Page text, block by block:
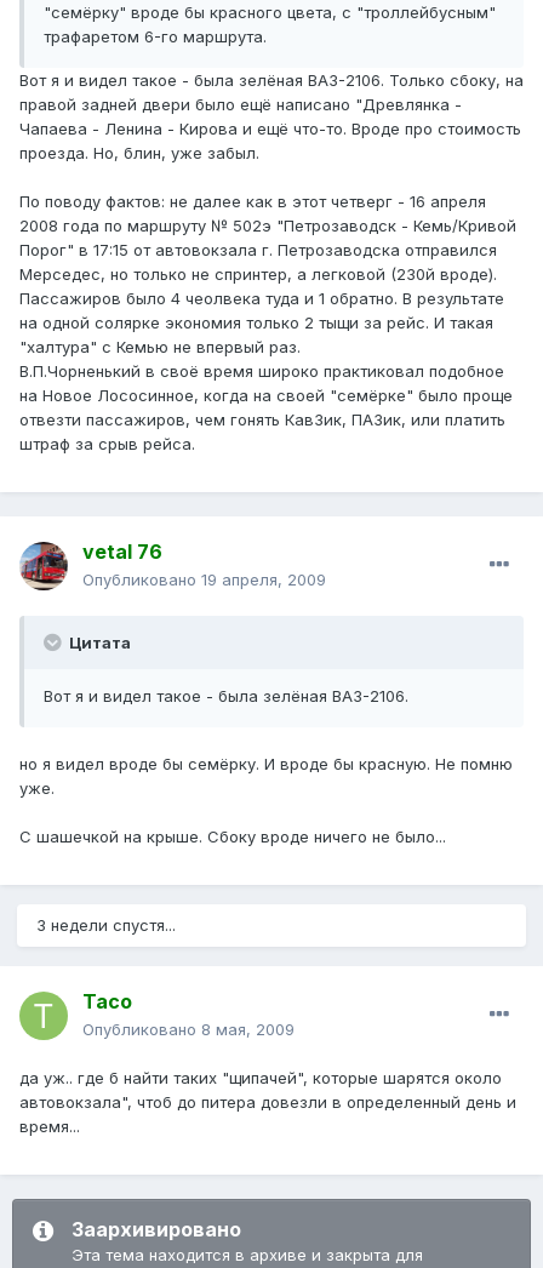
"семёрку" вроде бы красного цвета, с "троллейбусным"
трафаретом 6-го маршрута.
Вот я и видел такое - была зелёная ВАЗ-2106. Только сбоку, на
правой задней двери было ещё написано "Древлянка -
Чапаева - Ленина - Кирова и ещё что-то. Вроде про стоимость
проезда. Но, блин, уже забыл.
По поводу фактов: не далее как в этот четверг - 16 апреля
2008 года по маршруту № 502э "Петрозаводск - Кемь/Кривой
Порог" в 17:15 от автовокзала г. Петрозаводска отправился
Мерседес, но только не спринтер, а легковой (230й вроде).
Пассажиров было 4 чеолвека туда и 1 обратно. В результате
на одной солярке экономия только 2 тыщи за рейс. И такая
"халтура" с Кемью не впервый раз.
В.П.Чорненький в своё время широко практиковал подобное
на Новое Лососинное, когда на своей "семёрке" было проще
отвезти пассажиров, чем гонять КавЗик, ПАЗик, или платить
штраф за срыв рейса.
vetal 76
Опубликовано 19 апреля, 2009
Цитата
Вот я и видел такое - была зелёная ВАЗ-2106.
но я видел вроде бы семёрку. И вроде бы красную. Не помню
уже.
С шашечкой на крыше. Сбоку вроде ничего не было...
3 недели спустя...
Taco
Опубликовано 8 мая, 2009
да уж.. где б найти таких "щипачей", которые шарятся около
автовокзала", чтоб до питера довезли в определенный день и
время...
Заархивировано
Эта тема находится в архиве и закрыта для